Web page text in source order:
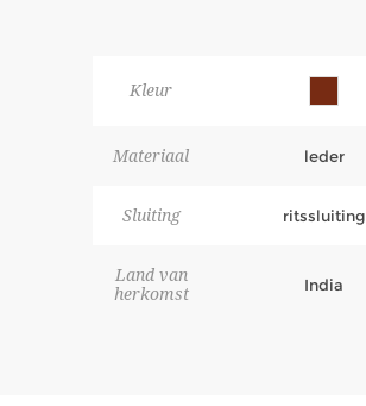
Kleur
Materiaal leder
Sluiting ritssluiting
Land van
herkomst
India